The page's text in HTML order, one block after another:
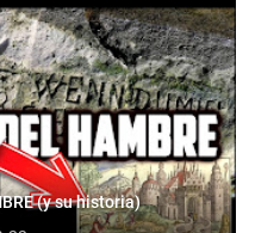
(y su historia)